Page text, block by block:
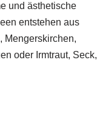
und ästhetische
entstehen aus
Mengerskirchen,
oder Irmtraut, Seck,